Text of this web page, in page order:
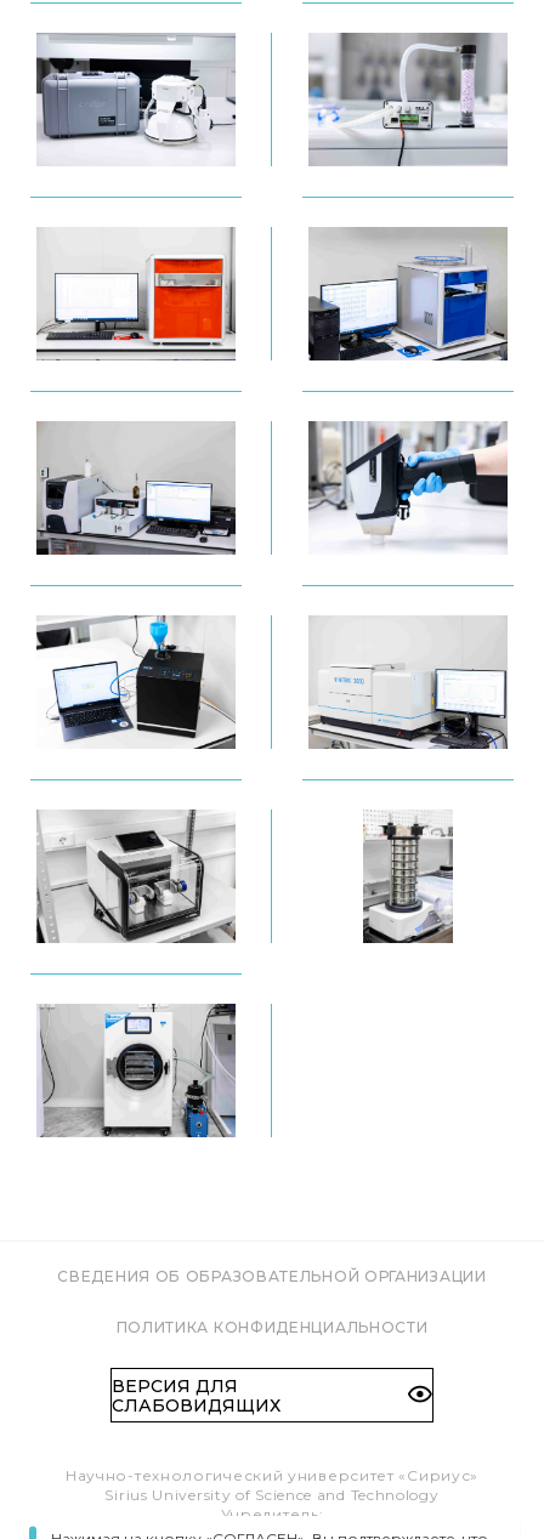
СВЕДЕНИЯ ОБ ОБРАЗОВАТЕЛЬНОЙ ОРГАНИЗАЦИИ
ПОЛИТИКА КОНФИДЕНЦИАЛЬНОСТИ
ВЕРСИЯ ДЛЯ
СЛАБОВИДЯЩИХ
Научно-технологический университет «Сириус»
Sirius University of Science and Technology
Учредитель:
Образовательный Фонд «Талант и успех»